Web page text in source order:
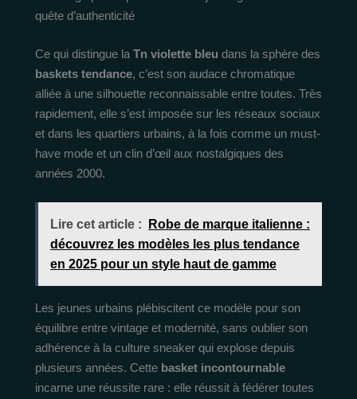
quête d’authenticité
Ce qui distingue la Tn violette bleu dans la sphère des
baskets tendance, c’est son audace chromatique
alliée à une silhouette reconnaissable entre toutes. Très
rapidement, elle s’est imposée sur les réseaux sociaux
et dans les quartiers urbains, à la fois comme un must-
have mode et un clin d’œil aux nostalgiques des
années 2000.
Lire cet article :
Robe de marque italienne :
découvrez les modèles les plus tendance
en 2025 pour un style haut de gamme
Les jeunes urbains plébiscitent ce modèle pour son
équilibre entre vintage et modernité, sans oublier son
adhérence à la culture sneaker qui explose depuis
plusieurs années. Cette basket incontournable
incarne une réussite rare : elle réussit à fédérer toutes